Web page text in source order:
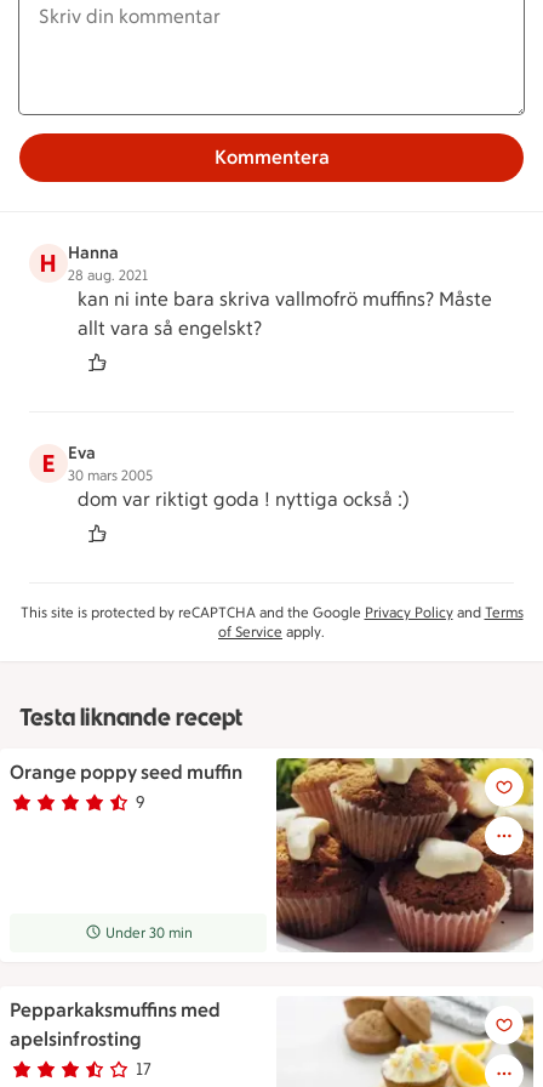
Kommentera
H Hanna
28 aug. 2021
kan ni inte bara skriva vallmofrö muffins? Måste
allt vara så engelskt?
E Eva
30 mars 2005
dom var riktigt goda ! nyttiga också :)
This site is protected by reCAPTCHA and the Google Privacy Policyand Terms
of Service apply.
Testa liknande recept
Orange poppy seed muffin
Betyg 4.6 av 5. 9
9 personer har röstat
Receptet tar Under 30 min att tillaga
Under 30 min
Orange poppy seed muffin
Pepparkaksmuffins med
apelsinfrosting
Betyg 3.5 av 5. 17
17 personer har röstat
Pepparkaksmuffins med